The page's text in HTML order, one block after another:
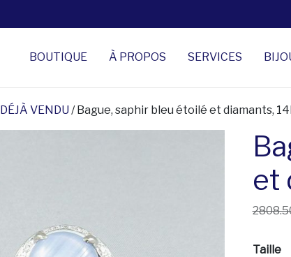
BOUTIQUE À PROPOS SERVICES
DÉJÀ VENDU / Bague, saphir bleu étoilé et diamants,
et
Taille